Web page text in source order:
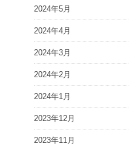
2024年5月
2024年4月
2024年3月
2024年2月
2024年1月
2023年12月
2023年11月